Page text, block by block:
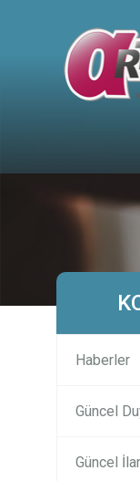
Haberler
Güncel
Güncel